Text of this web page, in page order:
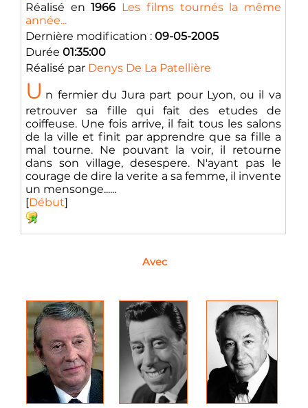
Réalisé en1966 Les films tournés la même
année...
Dernière modification : 09-05-2005
Durée 01:35:00
Réalisé par Denys De La Patellière
U n fermier du Jura part pour Lyon, ou il va
retrouver sa fille qui fait des etudes de
coiffeuse. Une fois arrive, il fait tous les salons
de la ville et finit par apprendre que sa fille a
mal tourne. Ne pouvant la voir, il retourne
dans son village, desespere. N'ayant pas le
courage de dire la verite a sa femme, il invente
un mensonge......
[Début]
Avec